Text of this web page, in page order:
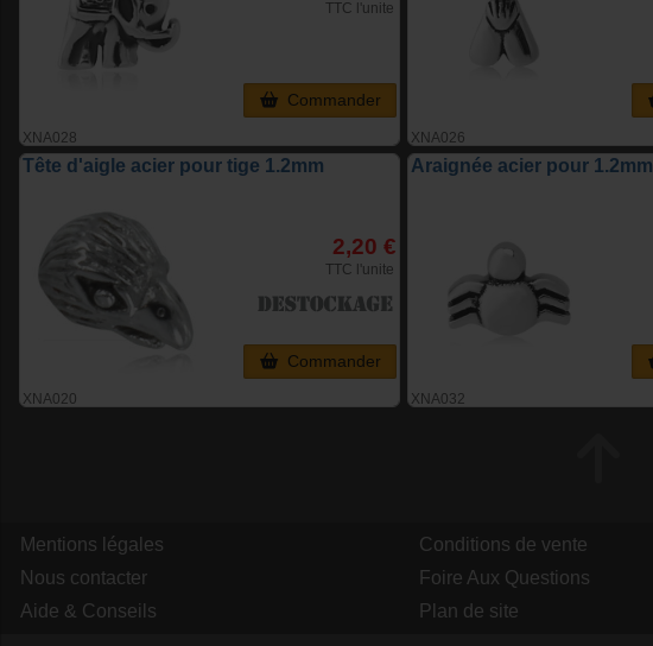
XNA028
TTC l'unite
Commander
XNA026
Tête d'aigle acier pour tige 1.2mm
XNA020
2,20 €
TTC l'unite
Commander
Araignée acier pour 1.2mm
XNA032
Mentions légales Conditions de vente
Nous contacter
Foire Aux Questions
Aide & Conseils
Plan de site